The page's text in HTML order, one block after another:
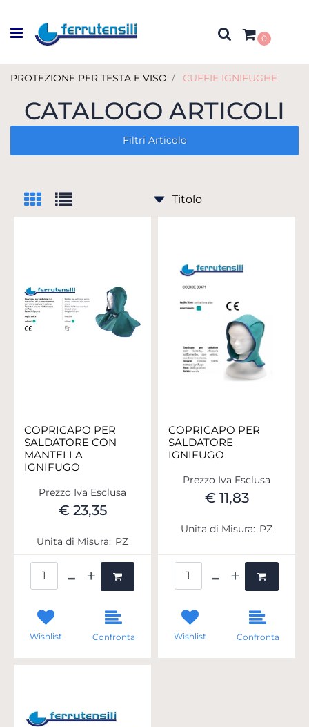
Open menu
0
PROTEZIONE PER TESTA E VISO CUFFIE IGNIFUGHE
CATALOGO ARTICOLI
Filtri Articolo
COPRICAPO PER
SALDATORE CON
MANTELLA
IGNIFUGO
Prezzo Iva Esclusa
€ 23,35
Unita di Misura: PZ
Wishlist Confronta
COPRICAPO PER
SALDATORE
IGNIFUGO
Prezzo Iva Esclusa
€ 11,83
Unita di Misura: PZ
Wishlist Confronta